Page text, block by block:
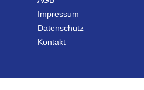
Impressum
Datenschutz
Kontakt